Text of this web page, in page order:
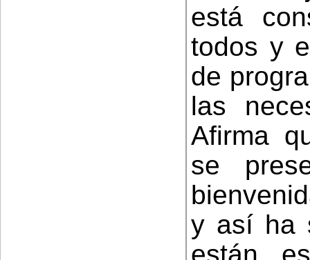
está
todos y
de
las
Afirma
se
y así ha
están